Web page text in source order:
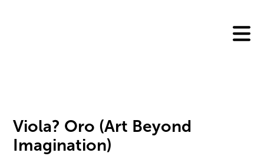
Viola? Oro (Art Beyond
Imagination)